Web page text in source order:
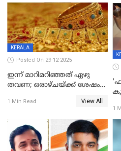
യുവാവ് ട്രെയിന്‍ തട്ടി മരിച്ചു
KERALA
Posted On 29-12-2025
ഇന്ന് മാറിമറിഞ്ഞത് ഏഴു
തവണ; ഒരാഴ്ചയ്ക്ക് ശേഷം
1 Min Read View All
1